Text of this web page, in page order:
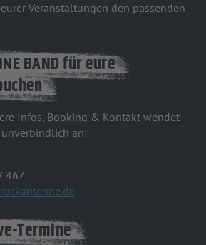
Veranstaltungen den passenden
BAND für eure
Infos, Booking & Kontakt wendet
an:
467
Termine